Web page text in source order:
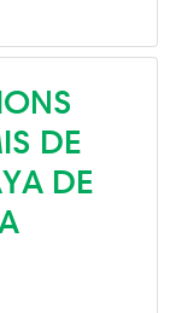
DE
DE